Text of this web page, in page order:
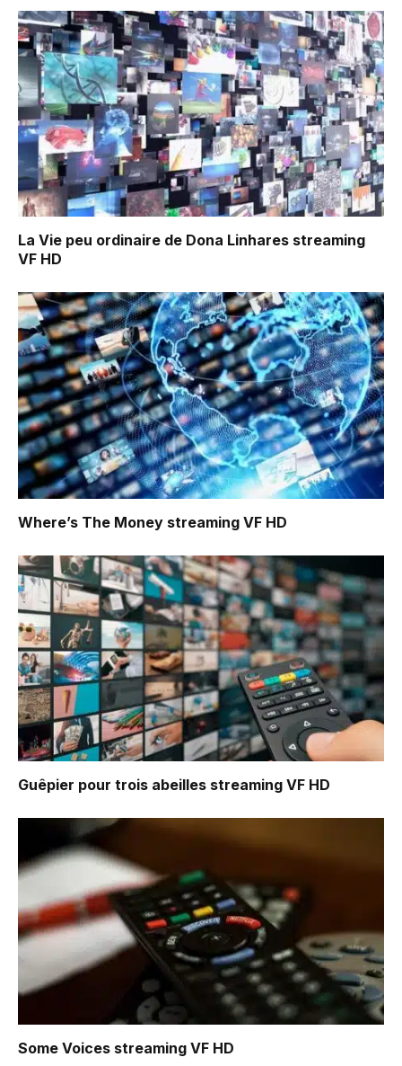
La Vie peu ordinaire de Dona Linhares streaming
VF HD
Where’s The Money streaming VF HD
Guêpier pour trois abeilles streaming VF HD
Some Voices streaming VF HD